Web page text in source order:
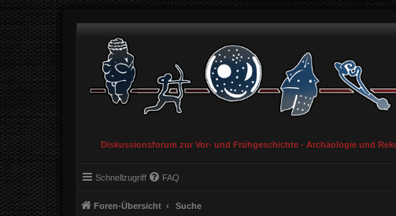
Diskussionsforum zur Vor- und Frühgeschichte - Archäologie und
Schnellzugriff FAQ
Foren-Übersicht Suche